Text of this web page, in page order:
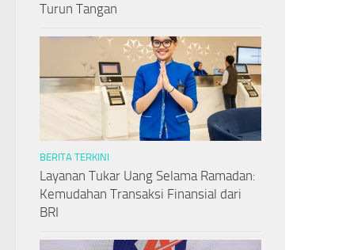
Turun Tangan
BERITA TERKINI
Layanan Tukar Uang Selama Ramadan:
Kemudahan Transaksi Finansial dari
BRI